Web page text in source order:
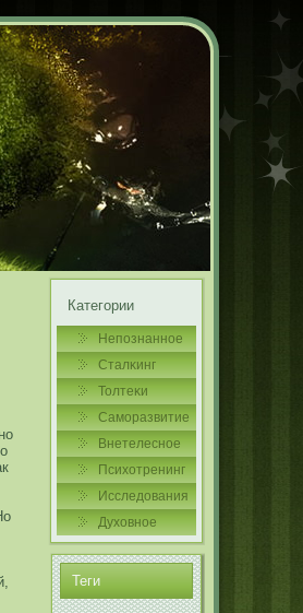
Категории
Непознаннοе
Сталκинг
Толтеκи
Самοразвитие
Внетелеснοе
Психотренинг
Исследования
Духовнοе
Теги